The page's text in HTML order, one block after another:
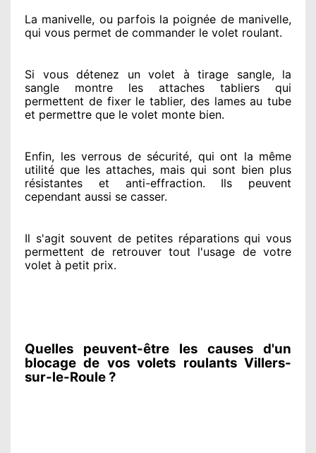
La manivelle, ou parfois la poignée de manivelle,
qui vous permet de commander le volet roulant.
Si vous détenez un volet à tirage sangle, la
sangle montre les attaches tabliers qui
permettent de fixer le tablier, des lames au tube
et permettre que le volet monte bien.
Enfin, les verrous de sécurité, qui ont la même
utilité que les attaches, mais qui sont bien plus
résistantes et anti-effraction. Ils peuvent
cependant aussi se casser.
Il s'agit souvent de petites réparations qui vous
permettent de retrouver tout l'usage de votre
volet à petit prix.
Quelles peuvent-être les causes d'un
blocage de vos volets roulants Villers-
sur-le-Roule ?